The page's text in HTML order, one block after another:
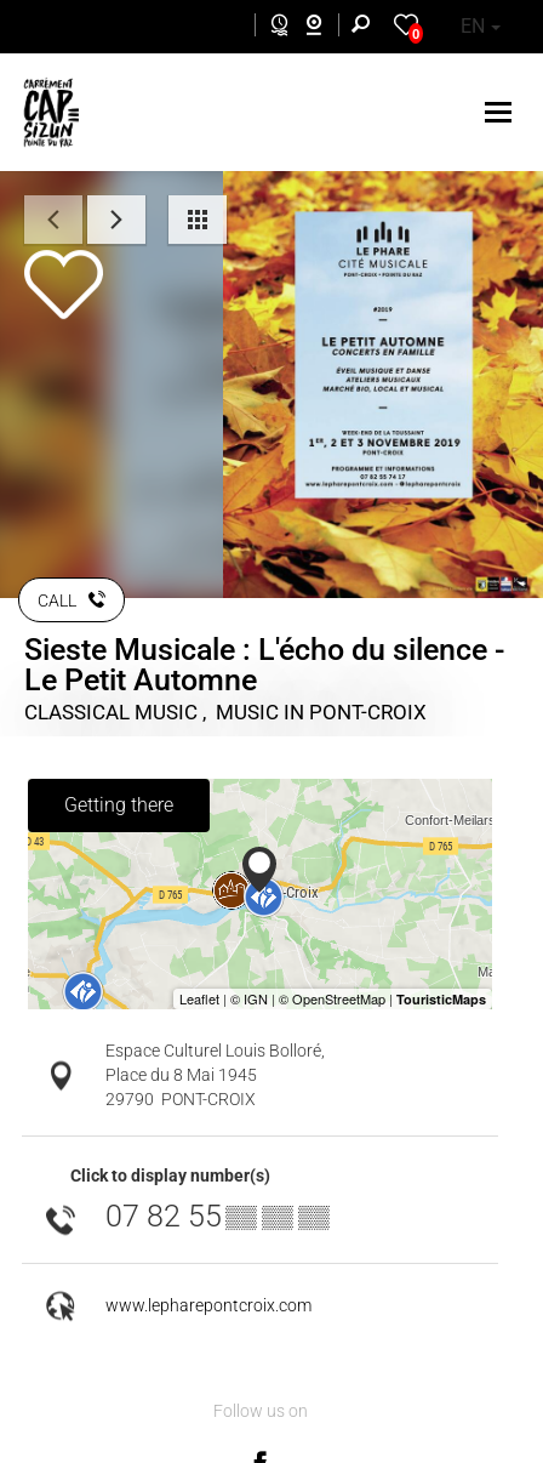
0 EN
CALL
Sieste Musicale : L'écho du silence -
Le Petit Automne
CLASSICAL MUSIC , MUSIC IN PONT-CROIX
Getting there
Espace Culturel Louis Bolloré,
Place du 8 Mai 1945
29790 PONT-CROIX
Click to display number(s)
07 82 55▒▒ ▒▒ ▒▒
www.lepharepontcroix.com
Follow us on